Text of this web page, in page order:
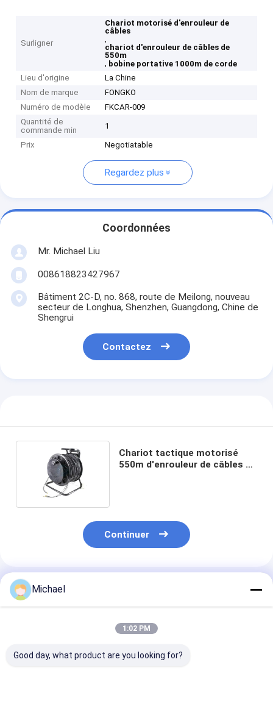
Surligner
Chariot motorisé d'enrouleur de
câbles
,
chariot d'enrouleur de câbles de
550m
, bobine portative 1000m de corde
Lieu d'origine
La Chine
Nom de marque
FONGKO
Numéro de modèle
FKCAR-009
Quantité de
commande min
1
Prix Negotiatable
Regardez plus
Coordonnées
Mr. Michael Liu
008618823427967
Bâtiment 2C-D, no. 868, route de Meilong, nouveau
secteur de Longhua, Shenzhen, Guangdong, Chine de
Shengrui
Contactez
Chariot tactique motorisé
550m d'enrouleur de câbles de
Continuer
Produits Recommandés
Michael
1:02 PM
Good day, what product are you looking for?